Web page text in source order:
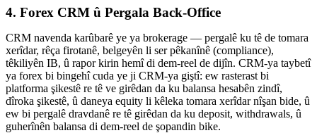
4. Forex CRM û Pergala Back-Office
CRM navenda karûbarê ye ya brokerage — pergalê ku tê de tomara
xerîdar, rêça firotanê, belgeyên li ser pêkanînê (compliance),
têkiliyên IB, û rapor kirin hemî di dem-reel de dijîn. CRM-ya taybetî
ya forex bi bingehî cuda ye ji CRM-ya giştî: ew rasterast bi
platforma şikestê re tê ve girêdan da ku balansa hesabên zindî,
dîroka şikestê, û daneya equity li kêleka tomara xerîdar nîşan bide, û
ew bi pergalê dravdanê re tê girêdan da ku deposit, withdrawals, û
guherînên balansa di dem-reel de şopandin bike.